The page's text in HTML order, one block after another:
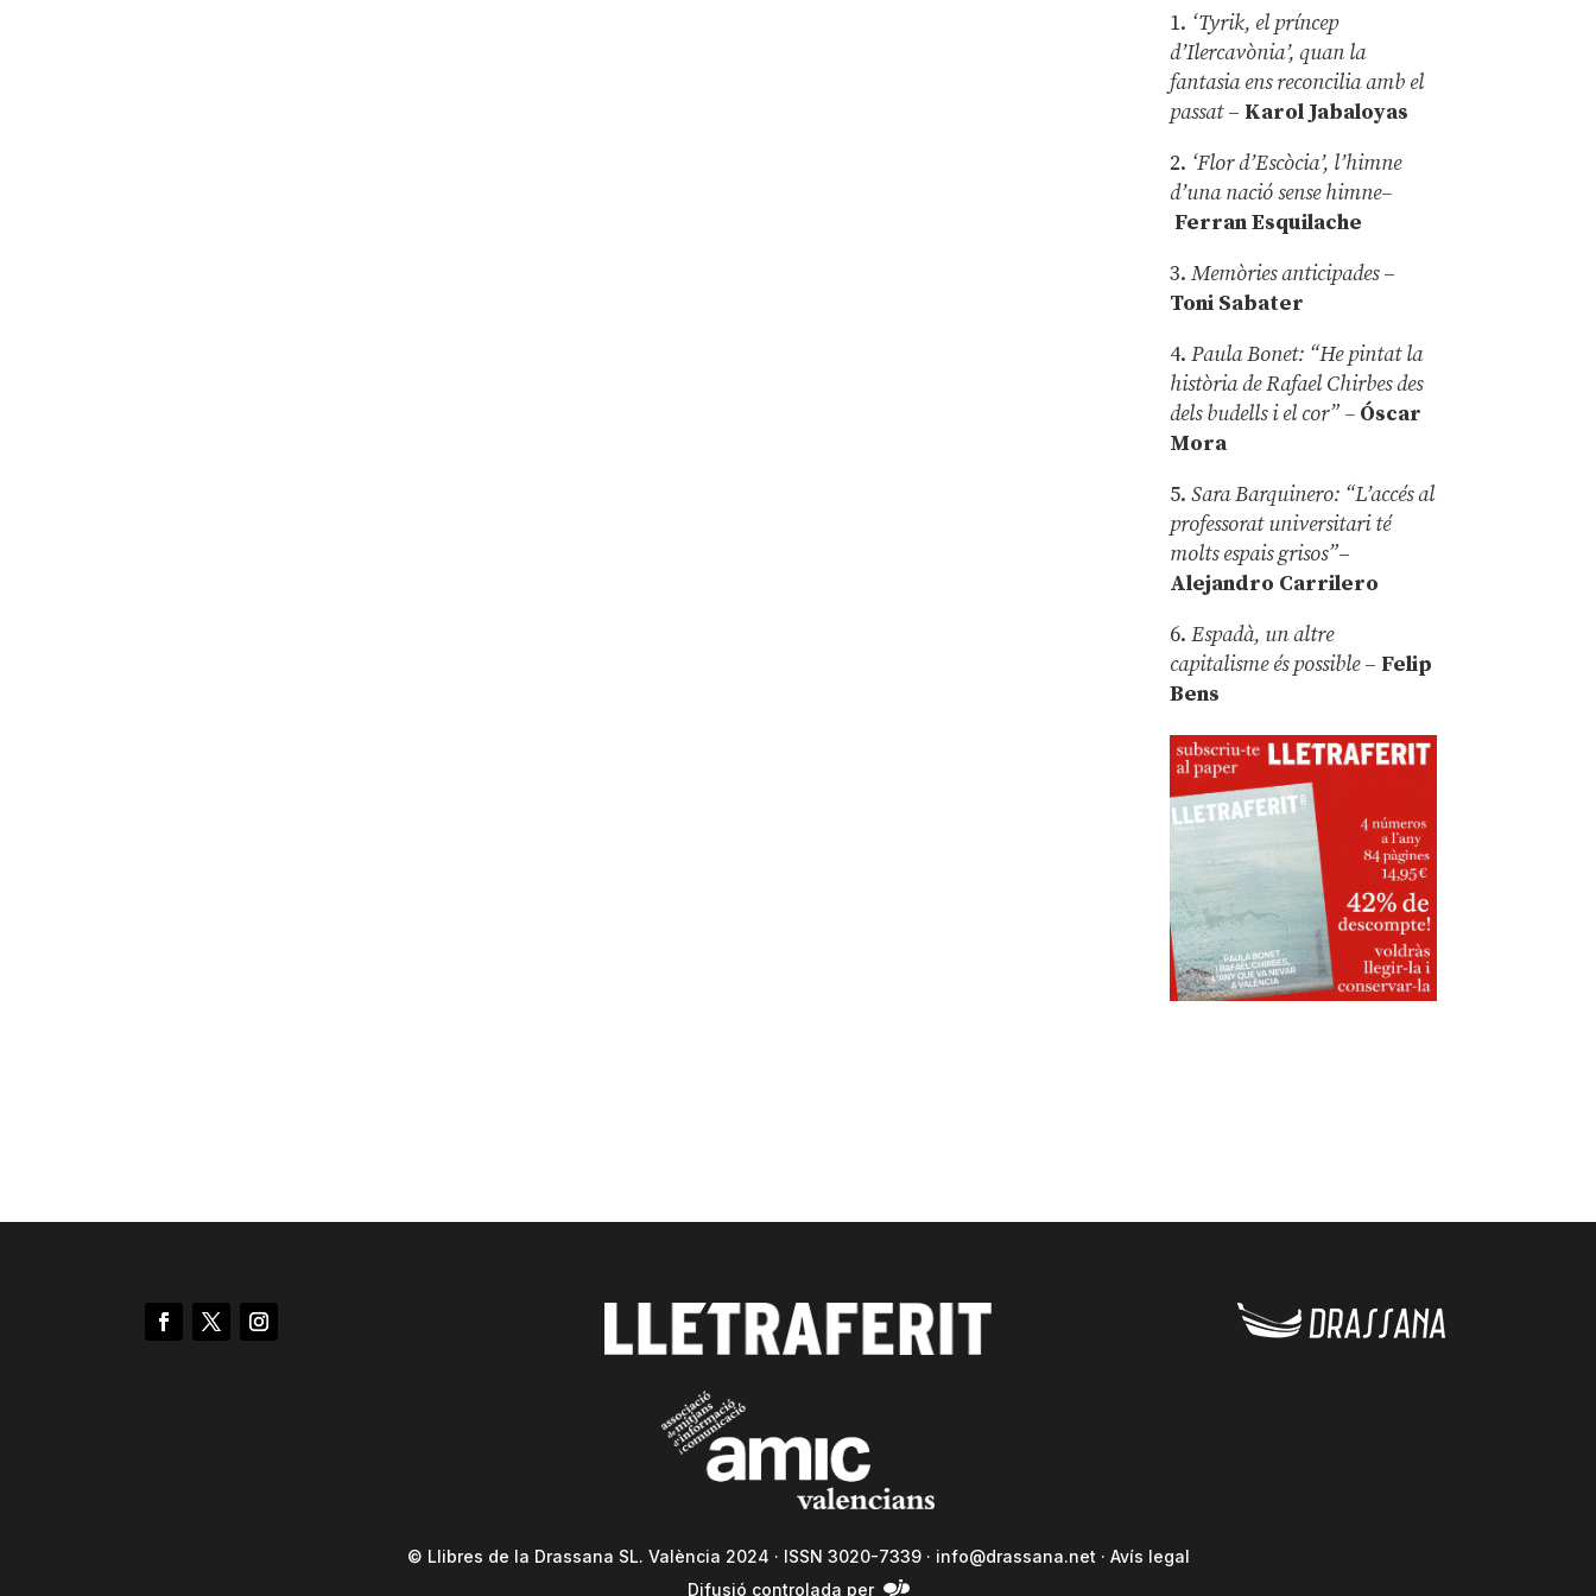
1. ‘Tyrik, el príncep
d’Ilercavònia’, quan la
fantasia ens reconcilia amb el
passat– Karol Jabaloyas
2. ‘Flor d’Escòcia’, l’himne
d’una nació sense himne–
Ferran Esquilache
3.Memòries anticipades–
Toni Sabater
4.Paula Bonet: “He pintat la
història de Rafael Chirbes des
dels budells i el cor” – Óscar
Mora
5.Sara Barquinero: “L’accés al
professorat universitari té
molts espais grisos”–
Alejandro Carrilero
6.Espadà, un altre
capitalisme és possible – Felip
Bens
© Llibres de la Drassana SL. València 2024 · ISSN 3020-7339 · info@drassana.net · Avís legal
Difusió controlada per